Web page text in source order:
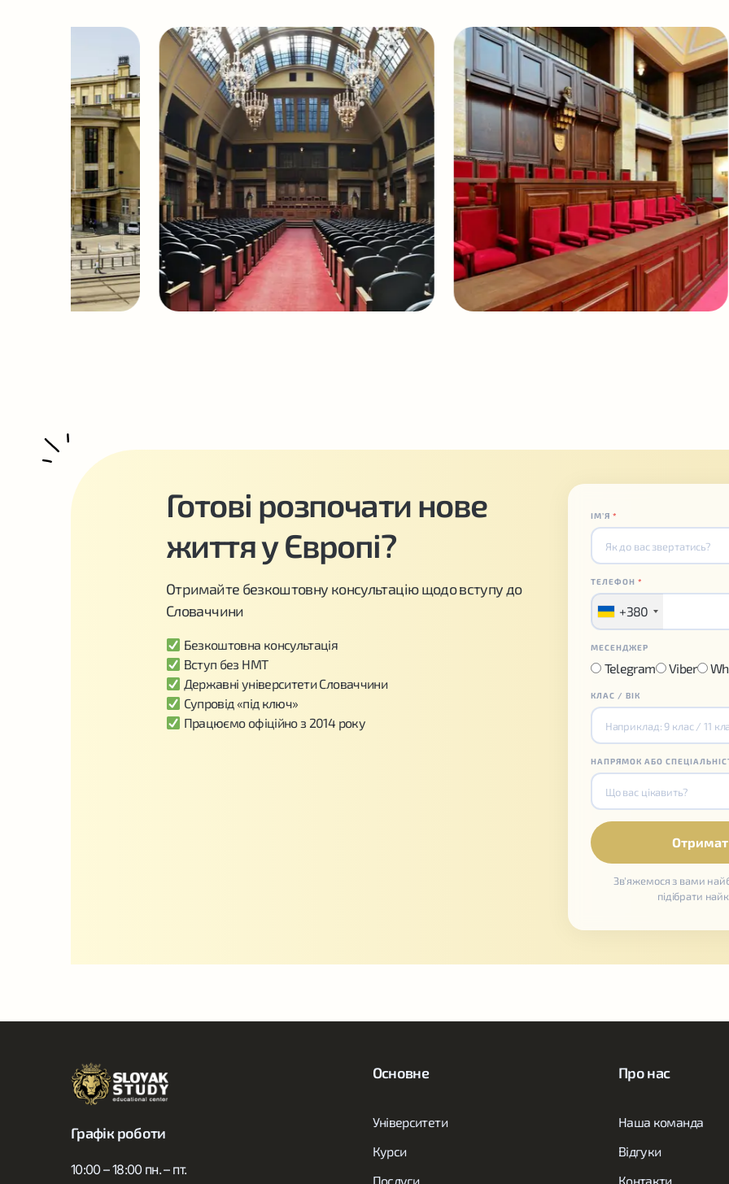
Готові розпочати нове
життя у Європі?
Отримайте безкоштовну консультацію щодо вступу до
Словаччини
Безкоштовна консультація
Вступ без НМТ
Державні університети Словаччини
Супровід «під ключ»
Працюємо офіційно з 2014 року
ІМʼЯ*
ТЕЛЕФОН*
+380
МЕСЕНДЖЕР
Telegram Viber
КЛАС / ВІК
НАПРЯМОК АБО
Зв'яжемося з вами
підібрати
Графік роботи
10:00 – 18:00 пн. – пт.
Основне
Університети
Курси
Послуги
Про нас
Наша команда
Відгуки
Контакти